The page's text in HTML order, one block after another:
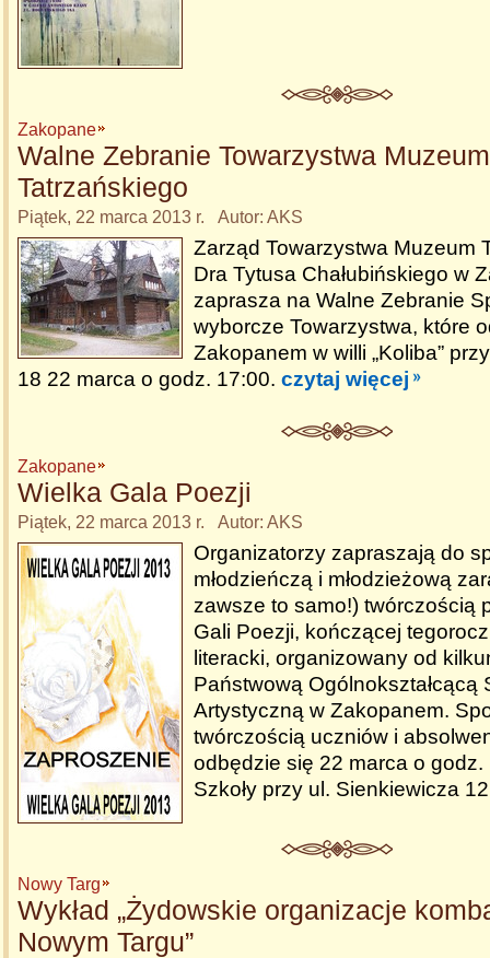
Zakopane
Walne Zebranie Towarzystwa Muzeum
Tatrzańskiego
Piątek, 22 marca 2013 r. Autor: AKS
Zarząd Towarzystwa Muzeum
Dra Tytusa Chałubińskiego w
zaprasza na Walne Zebranie
wyborcze Towarzystwa, które
Zakopanem w willi „Koliba”
18 22 marca o godz. 17:00. czytaj więcej
Zakopane
Wielka Gala Poezji
Piątek, 22 marca 2013 r. Autor: AKS
Organizatorzy zapraszają do
młodzieńczą i młodzieżową
zawsze to samo!) twórczością
Gali Poezji, kończącej
literacki, organizowany od
Państwową Ogólnokształcącą
Artystyczną w Zakopanem.
twórczością uczniów i
odbędzie się 22 marca o godz.
Szkoły przy ul. Sienkiewicza
Nowy Targ
Wykład „Żydowskie organizacje
Nowym Targu”